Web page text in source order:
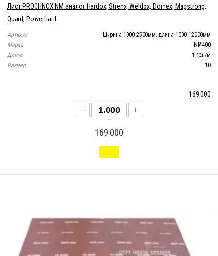
Лист PROCHNOX NM аналог Hardox, Strenx, Weldox, Domex, Magstrong,
Quard, Powerhard
Артикул
Ширина 1000-2500мм, длина 1000-12000мм
Марка
NM400
Длина
1-12п/м
Размер
10
169 000
т
169 000